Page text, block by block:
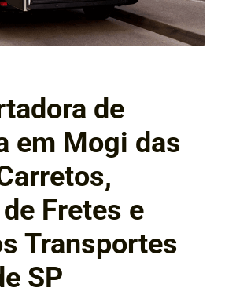
de
em Mogi das
Fretes e
Transportes
SP